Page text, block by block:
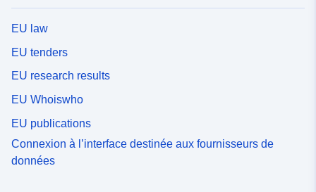
EU law
EU tenders
EU research results
EU Whoiswho
EU publications
Connexion à l’interface destinée aux fournisseurs de
données